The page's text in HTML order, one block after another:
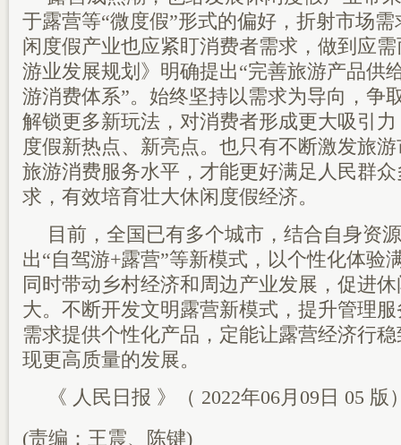
于露营等“微度假”形式的偏好，折射市场
闲度假产业也应紧盯消费者需求，做到应
游业发展规划》明确提出“完善旅游产品供
游消费体系”。始终坚持以需求为导向，争
解锁更多新玩法，对消费者形成更大吸引
度假新热点、新亮点。也只有不断激发旅
旅游消费服务水平，才能更好满足人民群
求，有效培育壮大休闲度假经济。
目前，全国已有多个城市，结合自身资
出“自驾游+露营”等新模式，以个性化体验
同时带动乡村经济和周边产业发展，促进
大。不断开发文明露营新模式，提升管理
需求提供个性化产品，定能让露营经济行
现更高质量的发展。
《 人民日报 》（ 2022年06月09日 05 版
(责编：王震、陈键)